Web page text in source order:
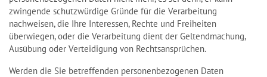
zwingende schutzwürdige Gründe für die Verarbeitung
nachweisen, die Ihre Interessen, Rechte und Freiheiten
überwiegen, oder die Verarbeitung dient der Geltendmachung,
Ausübung oder Verteidigung von Rechtsansprüchen.
Werden die Sie betreffenden personenbezogenen Daten